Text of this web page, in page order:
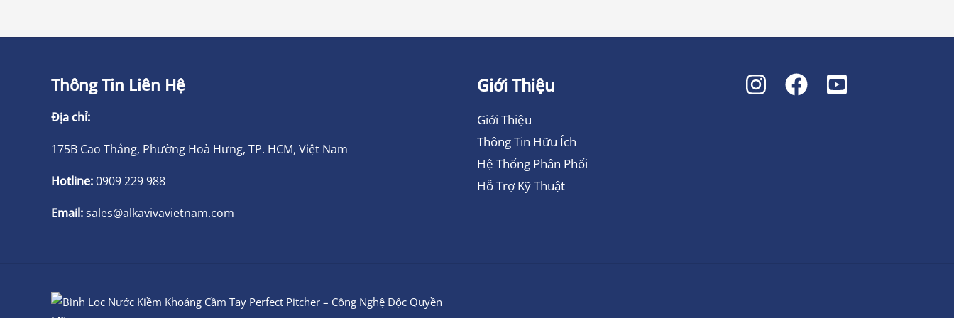
Thông Tin Liên Hệ
Địa chỉ:
175B Cao Thắng, Phường Hoà Hưng, TP. HCM, Việt Nam
Hotline:0909 229 988
Email:sales@alkavivavietnam.com
Giới Thiệu
Giới Thiệu
Thông Tin Hữu Ích
Hệ Thống Phân Phối
Hỗ Trợ Kỹ Thuật